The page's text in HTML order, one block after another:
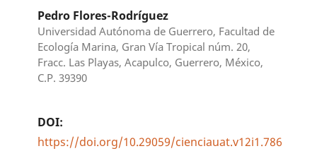
Pedro Flores-Rodríguez
Universidad Autónoma de Guerrero, Facultad de
Ecología Marina, Gran Vía Tropical núm. 20,
Fracc. Las Playas, Acapulco, Guerrero, México,
C.P. 39390
DOI:
https://doi.org/10.29059/cienciauat.v12i1.786